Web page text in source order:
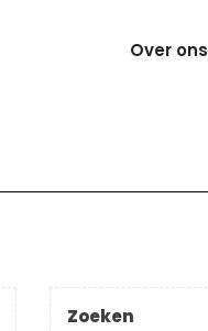
Over ons
Zoeken